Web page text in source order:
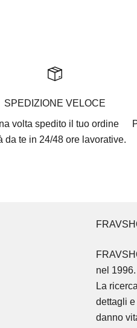
SPEDIZIONE VELOCE
volta spedito il tuo ordine
da te in 24/48 ore lavorative.
nel 1996.
La
dettagli
danno